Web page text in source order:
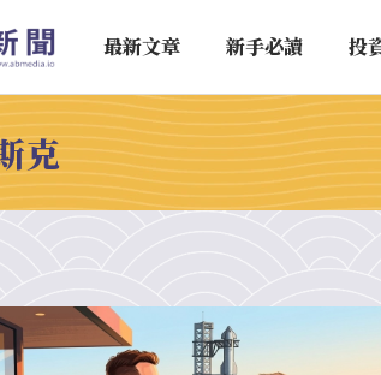
最新文章 新手必讀 投
克